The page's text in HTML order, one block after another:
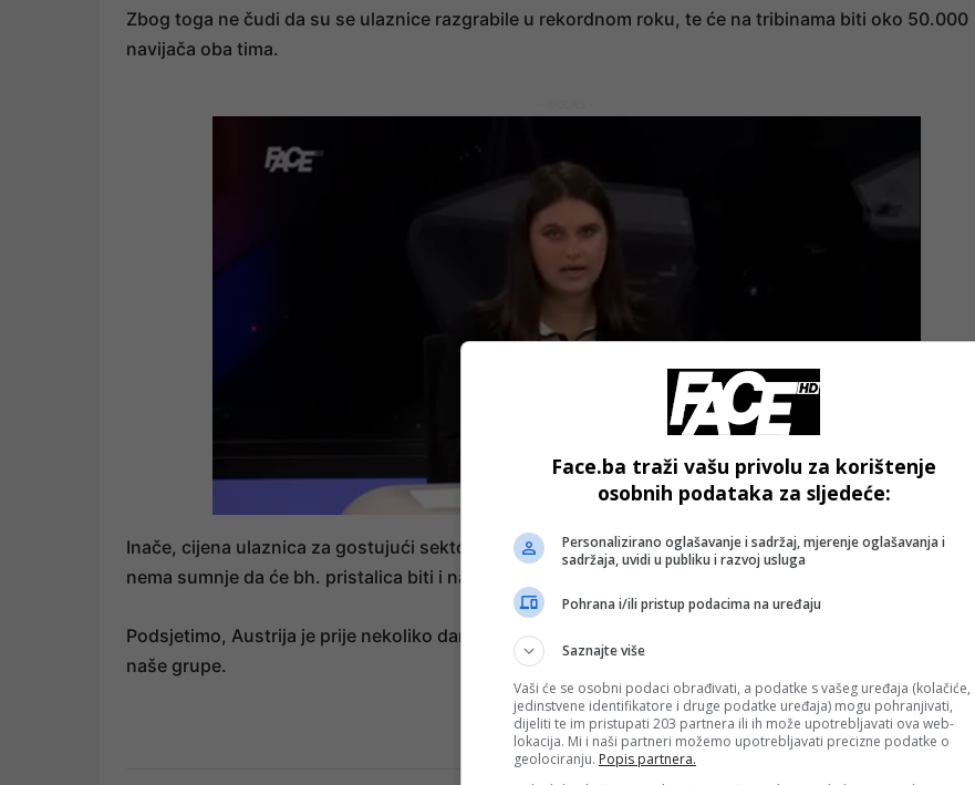
Zbog toga ne čudi da su se ulaznice razgrabile u rekordnom roku, te će na tribinama biti oko 50.000
navijača oba tima.
Inače, cijena ulaznica za gostujući sektor u kojem će biti smješteni naši navijači je iznosila 38 eura, a
nema sumnje da će bh. pristalica biti i na ostalim dijelovima stadiona.
Podsjetimo, Austrija je prije nekoliko dana u Zenici pobijedila Zmajeve rezultatom 2:1 i trenutno je lider
naše grupe.
- OGLAS -
Face.ba traži vašu privolu za korištenje
osobnih podataka za sljedeće:
Personalizirano oglašavanje i sadržaj, mjerenje oglašavanja i
sadržaja, uvidi u publiku i razvoj usluga
Pohrana i/ili pristup podacima na uređaju
Saznajte više
Vaši će se osobni podaci obrađivati, a podatke s vašeg uređaja (kolačiće,
jedinstvene identifikatore i druge podatke uređaja) mogu pohranjivati,
dijeliti te im pristupati 203 partnera ili ih može upotrebljavati ova web-
lokacija. Mi i naši partneri možemo upotrebljavati precizne podatke o
geolociranju. Popis partnera.